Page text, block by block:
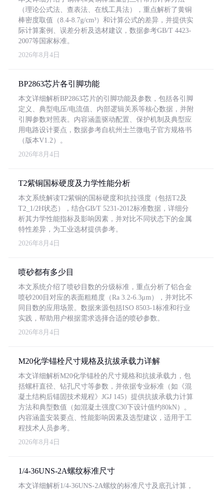
（理论公式法、查表法、在线工具法），重点解析了黄铜
棒密度取值（8.4-8.7g/cm³）和计算公式的差异，并提供实
际计算案例、误差分析及选材建议，数据参考GB/T 4423-
2007等国家标准。
2026年8月4日
BP2863芯片各引脚功能
本文详细解析BP2863芯片的引脚功能及参数，包括各引脚
定义、典型电压/电流值、内部逻辑关系等核心数据，并附
引脚参数对照表。内容涵盖驱动配置、保护机制及典型应
用电路设计要点，数据参考自杭州士兰微电子官方规格书
（版本V1.2）。
2026年8月4日
T2紫铜国标硬度及力学性能分析
本文系统解读T2紫铜的国标硬度和抗拉强度（包括T2及
T2_1/2H状态），结合GB/T 5231-2012标准数据，详细分
析其力学性能指标及影响因素，并对比不同状态下的金属
特性差异，为工业选材提供参考。
2026年8月4日
喷砂都有多少目
本文系统介绍了喷砂目数的分级标准，重点分析了铝合金
喷砂200目对应的表面粗糙度（Ra 3.2-6.3μm），并对比不
同目数的应用场景。数据来源包括ISO 8503-1标准和行业
实践，帮助用户根据需求选择合适的喷砂参数。
2026年8月4日
M20化学锚栓尺寸规格及抗拔承载力详解
本文详细解析M20化学锚栓的尺寸规格和抗拔承载力，包
括螺杆直径、钻孔尺寸等参数，并依据专业标准（如《混
凝土结构后锚固技术规程》JGJ 145）提供抗拔承载力计算
方法和典型数值（如混凝土强度C30下设计值约80kN）。
内容涵盖安装要点、性能影响因素及选型建议，适用于工
程技术人员参考。
2026年8月4日
1/4-36UNS-2A螺纹标准尺寸
本文详细解析1/4-36UNS-2A螺纹的标准尺寸及底孔计算，